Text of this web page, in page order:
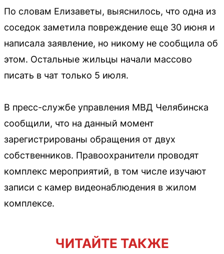
По словам Елизаветы, выяснилось, что одна из
соседок заметила повреждение еще 30 июня и
написала заявление, но никому не сообщила об
этом. Остальные жильцы начали массово
писать в чат только 5 июля.
В пресс-службе управления МВД Челябинска
сообщили, что на данный момент
зарегистрированы обращения от двух
собственников. Правоохранители проводят
комплекс мероприятий, в том числе изучают
записи с камер видеонаблюдения в жилом
комплексе.
ЧИТАЙТЕ ТАКЖЕ